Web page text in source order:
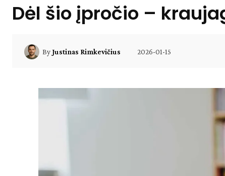
Dėl šio įpročio –
ByJustinas Rimkevičius 2026-01-15